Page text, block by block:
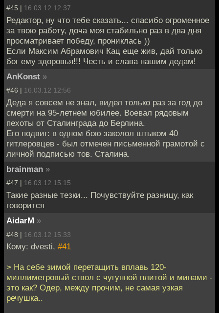
#45 | 16.03.12 12:37
Редактор, ну что тебе сказать... спасибо огроменное
за твою работу, доча моя стабильно раз в два дня
просматривает победу, прониклась ))
Если Максим Абрамович Кац еще жив, дай только
бог ему здоровья!!! Честь и слава нашим дедам!
AnKonst »
#46 | 16.03.12 12:56
Деда я совсем не знал, видел только раз за год до
смерти на 95-летнем юбилее. Воевал рядовым
пехоты от Сталинграда до Берлина.
Его подвиг: в одном бою заколол штыком 40
гитлеровцев - был отмечен письменной грамотой с
личной подписью тов. Сталина.
brainman »
#47 | 16.03.12 15:15
Такие разные тезки... Почувствуйте разницу, как
говорится
AidarM »
#48 | 16.03.12 15:33
Кому: dvesti, #41
> На себе зимой перетащить вплавь 120-
миллиметровый ствол с чугунной плитой и минами -
это как? Одер, между прочим, не самая узкая
речушка..